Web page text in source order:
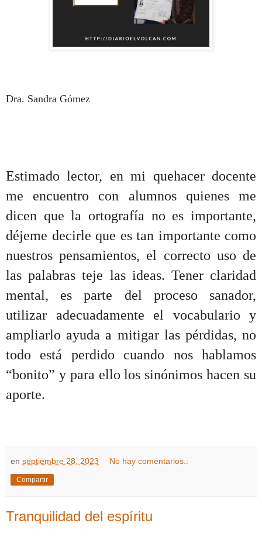
Dra. Sandra Gómez
Estimado lector, en mi quehacer docente
me encuentro con alumnos quienes me
dicen que la ortografía no es importante,
déjeme decirle que es tan importante como
nuestros pensamientos, el correcto uso de
las palabras teje las ideas. Tener claridad
mental, es parte del proceso sanador,
utilizar adecuadamente el vocabulario y
ampliarlo ayuda a mitigar las pérdidas, no
todo está perdido cuando nos hablamos
“bonito” y para ello los sinónimos hacen su
aporte.
en septiembre 28, 2023 No hay comentarios.:
Compartir
Tranquilidad del espíritu